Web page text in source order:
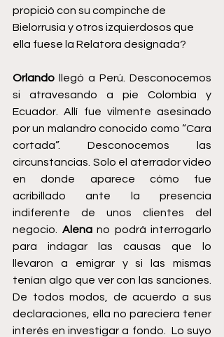
propició con su compinche de
Bielorrusia y otros izquierdosos que
ella fuese la Relatora designada?
Orlando llegó a Perú. Desconocemos
si atravesando a pie Colombia y
Ecuador. Allí fue vilmente asesinado
por un malandro conocido como “Cara
cortada”. Desconocemos las
circunstancias. Solo el aterrador video
en donde aparece cómo fue
acribillado ante la presencia
indiferente de unos clientes del
negocio. Alena no podrá interrogarlo
para indagar las causas que lo
llevaron a emigrar y si las mismas
tenían algo que ver con las sanciones.
De todos modos, de acuerdo a sus
declaraciones, ella no pareciera tener
interés en investigar a fondo.  Lo suyo